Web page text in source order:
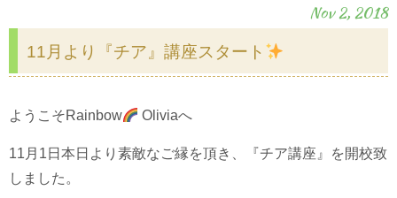
Nov 2, 2018
11月より『チア』講座スタート
ようこそRainbow Oliviaへ
11月1日本日より素敵なご縁を頂き、『チア講座』を開校致
しました。